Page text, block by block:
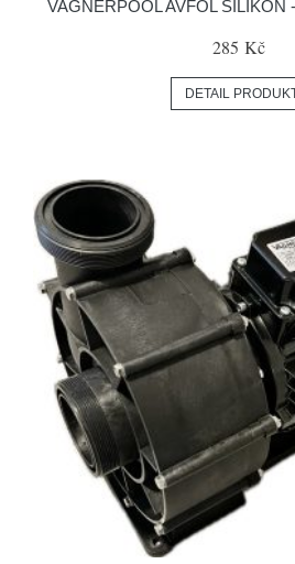
VAGNERPOOL AVFOL SILIKON
285 Kč
DETAIL